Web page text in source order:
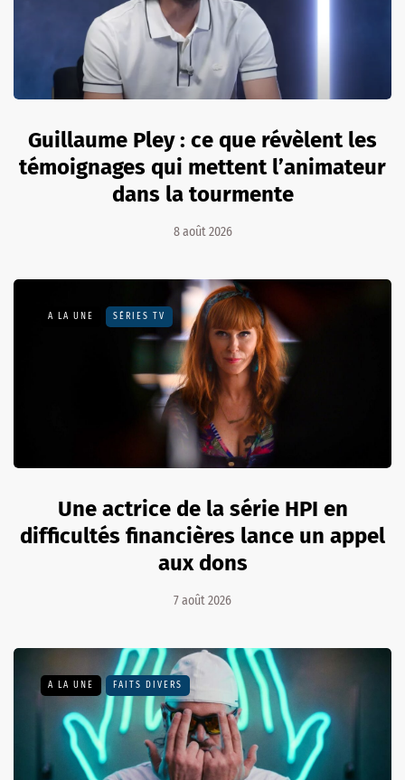
Guillaume Pley : ce que révèlent les
témoignages qui mettent l’animateur
dans la tourmente
8 août 2026
A LA UNE SÉRIES TV
Une actrice de la série HPI en
difficultés financières lance un appel
aux dons
7 août 2026
A LA UNE FAITS DIVERS